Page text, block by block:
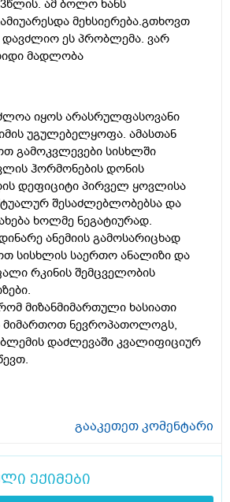
ამ ბოლო ხანს
მეხსიერება.გთხოვთ
ეს პრობლემა. ვარ
მადლობა
იყოს არასრულფასოვანი
უგულებელყოფა. ამასთან
გამოკვლევები სისხლში
ჰორმონების დონის
დეფიციტი პირველ ყოვლისა
შესაძლებლობებსა და
ხოლმე ნეგატიურად.
ანემიის გამოსარიცხად
სისხლის საერთო ანალიზი და
რკინის შემცველობის
მიზანმიმართული ხასიათი
მიმართოთ ნევროპათოლოგს,
დაძლევაში კვალიფიციურ
გააკეთეთ კომენტარი
ექიმები